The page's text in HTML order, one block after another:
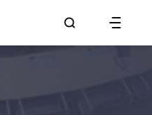
Aller à la page